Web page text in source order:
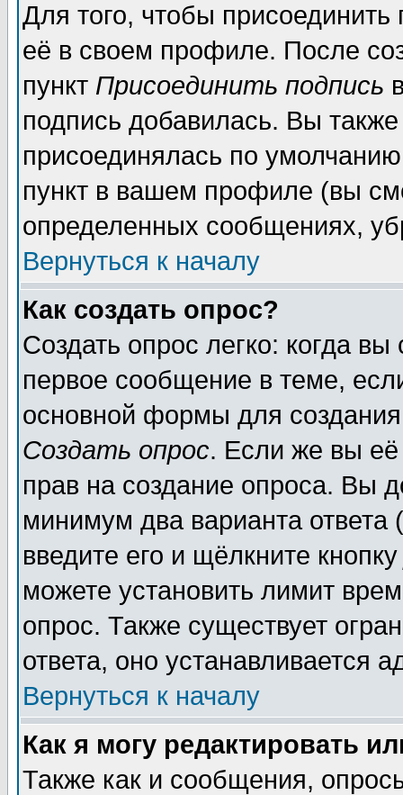
Для того, чтобы
её в своем профиле. После
пункт Присоединить подпись
подпись добавилась. Вы
присоединялась по
пункт в вашем профиле (вы
определенных сообщениях,
Вернуться к началу
Как создать опрос?
Создать опрос легко: когда
первое сообщение в теме,
основной формы для
Создать опрос. Если же вы её
прав на создание опроса. Вы
минимум два варианта ответа
введите его и щёлкните
можете установить лимит
опрос. Также существует
ответа, оно устанавливается
Вернуться к началу
Как я могу редактировать
Также как и сообщения,